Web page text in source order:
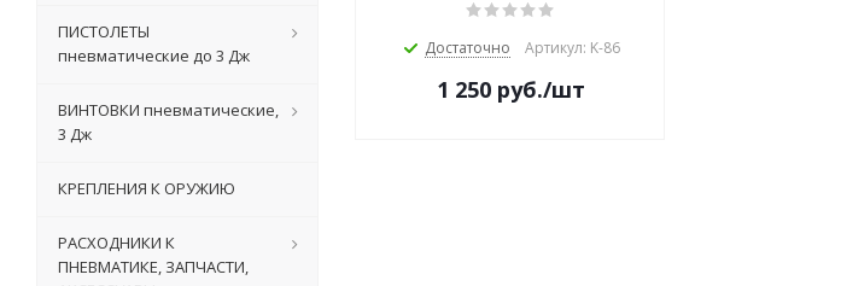
Достаточно Артикул: K-86
1 250руб./шт
ПИСТОЛЕТЫ
пневматические до 3 Дж
ВИНТОВКИ пневматические,
3 Дж
КРЕПЛЕНИЯ К ОРУЖИЮ
РАСХОДНИКИ К
ПНЕВМАТИКЕ, ЗАПЧАСТИ,